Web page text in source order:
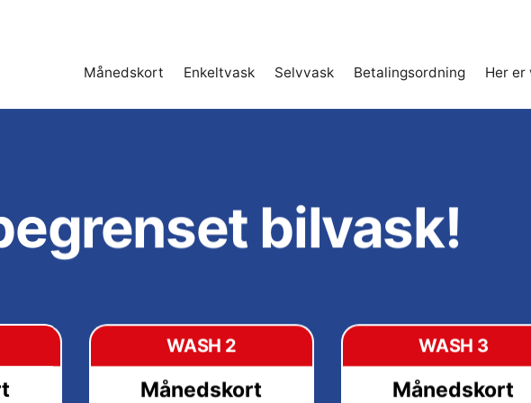
Månedskort Enkeltvask Selvvask Betalingsordning Her er
bilvask!
WASH 2
Månedskort
WASH 3
Månedskort